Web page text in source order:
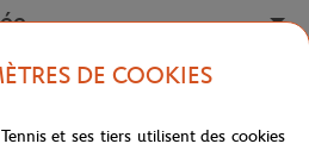
Adoré comme détesté par les
vécus lors des matchs les plus
DE COOKIES
et ses tiers utilisent des cookies